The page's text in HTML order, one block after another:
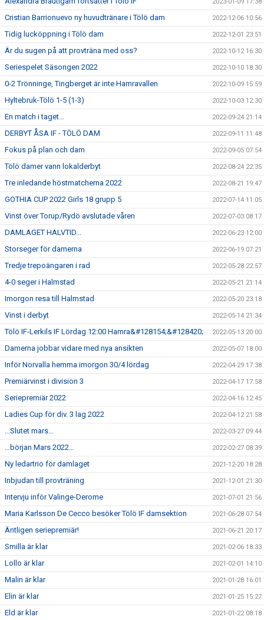
Cristian Barrionuevo ny huvudtränare i Tölö dam 2022-12-06 10:56
Tidig lucköppning i Tölö dam 2022-12-01 23:51
Är du sugen på att provträna med oss? 2022-10-12 16:30
Seriespelet Säsongen 2022 2022-10-10 18:30
0-2 Trönninge, Tingberget är inte Hamravallen 2022-10-09 15:59
Hyltebruk-Tölö 1-5 (1-3) 2022-10-03 12:30
En match i taget… 2022-09-24 21:14
DERBYT ÅSA IF - TÖLÖ DAM 2022-09-11 11:48
Fokus på plan och dam 2022-09-05 07:54
Tölö damer vann lokalderbyt 2022-08-24 22:35
Tre inledande höstmatcherna 2022 2022-08-21 19:47
GOTHIA CUP 2022 Girls 18 grupp 5 2022-07-14 11:05
Vinst över Torup/Rydö avslutade våren 2022-07-03 08:17
DAMLAGET HALVTID... 2022-06-23 12:00
Storseger för damerna 2022-06-19 07:21
Tredje trepoängaren i rad 2022-05-28 22:57
4-0 seger i Halmstad 2022-05-21 21:14
Imorgon resa till Halmstad 2022-05-20 23:18
Vinst i derbyt 2022-05-14 21:34
Tölö IF-Lerkils IF Lördag 12:00 Hamra&#128154;&#128420; 2022-05-13 20:00
Damerna jobbar vidare med nya ansikten 2022-05-07 18:00
Inför Norvalla hemma imorgon 30/4 lördag 2022-04-29 17:38
Premiärvinst i division 3 2022-04-17 17:58
Seriepremiär 2022 2022-04-16 12:45
Ladies Cup för div. 3 lag 2022 2022-04-12 21:58
…Slutet mars… 2022-03-27 09:44
…början Mars 2022… 2022-02-27 08:39
Ny ledartrio för damlaget 2021-12-20 18:28
Inbjudan till provträning 2021-12-01 21:30
Intervju inför Valinge-Derome 2021-07-01 21:56
Maria Karlsson De Cecco besöker Tölö IF damsektion 2021-06-28 07:54
Äntligen seriepremiär! 2021-06-21 20:17
Smilla är klar 2021-02-06 18:33
Lollo är klar 2021-02-01 14:10
Malin är klar 2021-01-28 16:01
Elin är klar 2021-01-25 15:27
Eld är klar 2021-01-22 08:18